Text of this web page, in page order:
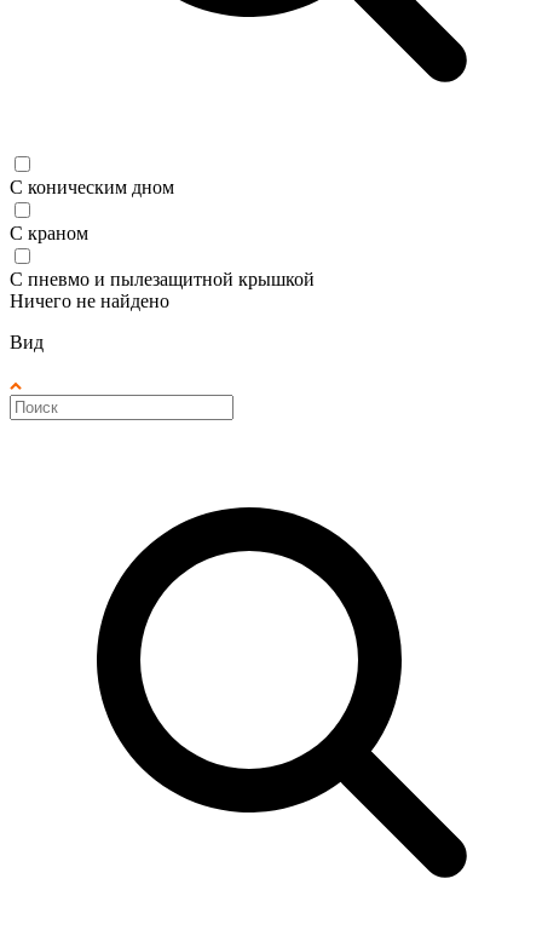
С коническим дном
С краном
С пневмо и пылезащитной крышкой
Ничего не найдено
Вид